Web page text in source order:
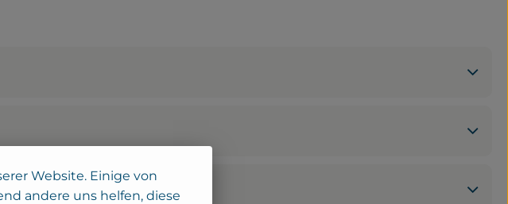
Website. Einige von
andere uns helfen, diese